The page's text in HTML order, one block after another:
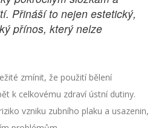
Přináší to nejen estetický,
přínos, který nelze
zmínit, že použití bělení
k celkovému zdraví ústní dutiny.
vzniku zubního plaku a usazenin,